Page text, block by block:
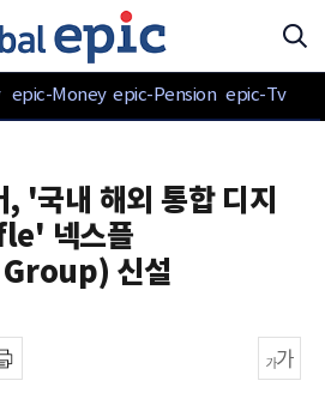
epic-Money epic-Pension epic-Tv
'국내 해외 통합 디지
넥스플
신설